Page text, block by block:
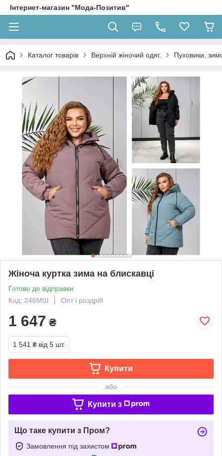
Інтернет-магазин "Мода-Позитив"
Каталог товарів Верхній жіночий одяг. Пуховики,
Жіноча куртка зима на блискавці
Готово до відправки
Код: 246МШ
Опт і роздріб
1 647 ₴
1 541 ₴ від 5 шт.
Купити
або
Купити з
Що таке купити з Пром?
Замовлення під захистом